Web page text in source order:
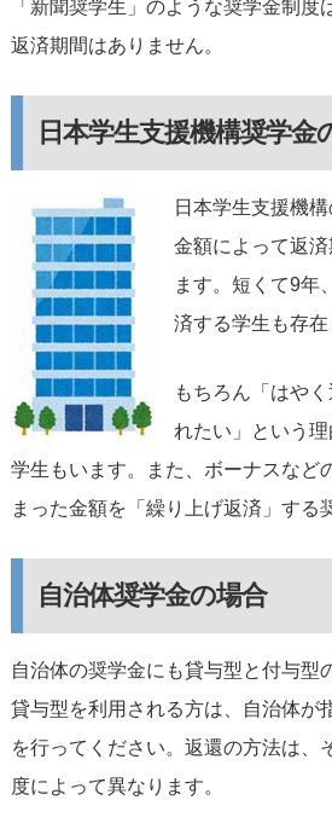
「新聞奨学生」のような奨学金制度
返済期間はありません。
日本学生支援機構奨学金
日本学生支援機
金額によって返
ます。短くて9年
済する学生も存在
もちろん「はや
れたい」という
学生もいます。また、ボーナスなど
まった金額を「繰り上げ返済」する
自治体奨学金の場合
自治体の奨学金にも貸与型と付与型
貸与型を利用される方は、自治体が
を行ってください。返還の方法は、
度によって異なります。